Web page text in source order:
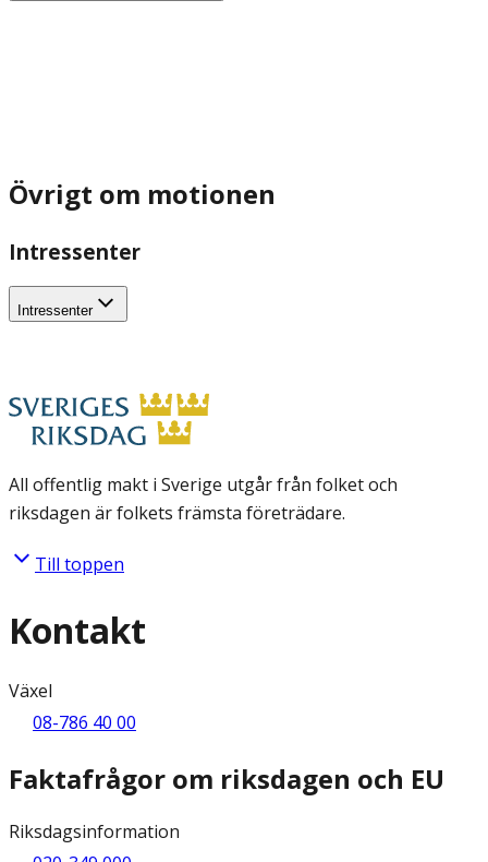
Övrigt om motionen
Intressenter
Intressenter
All offentlig makt i Sverige utgår från folket och
riksdagen är folkets främsta företrädare.
Till toppen
Kontakt
Växel
08-786 40 00
Faktafrågor om riksdagen och EU
Riksdagsinformation